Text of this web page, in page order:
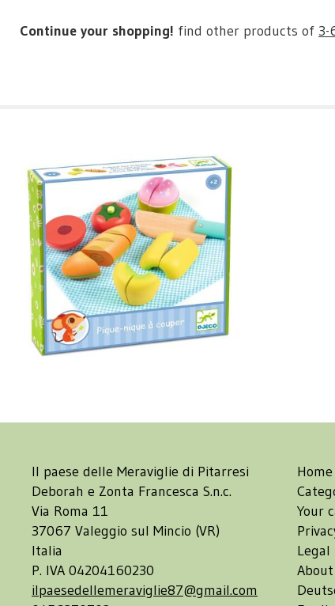
Continue your shopping! find other products of 3-
Il paese delle Meraviglie di Pitarresi
Deborah e Zonta Francesca S.n.c.
Via Roma 11
37067 Valeggio sul Mincio (VR)
Italia
P. IVA 04204160230
ilpaesedellemeraviglie87@gmail.com
Home
Your
Legal